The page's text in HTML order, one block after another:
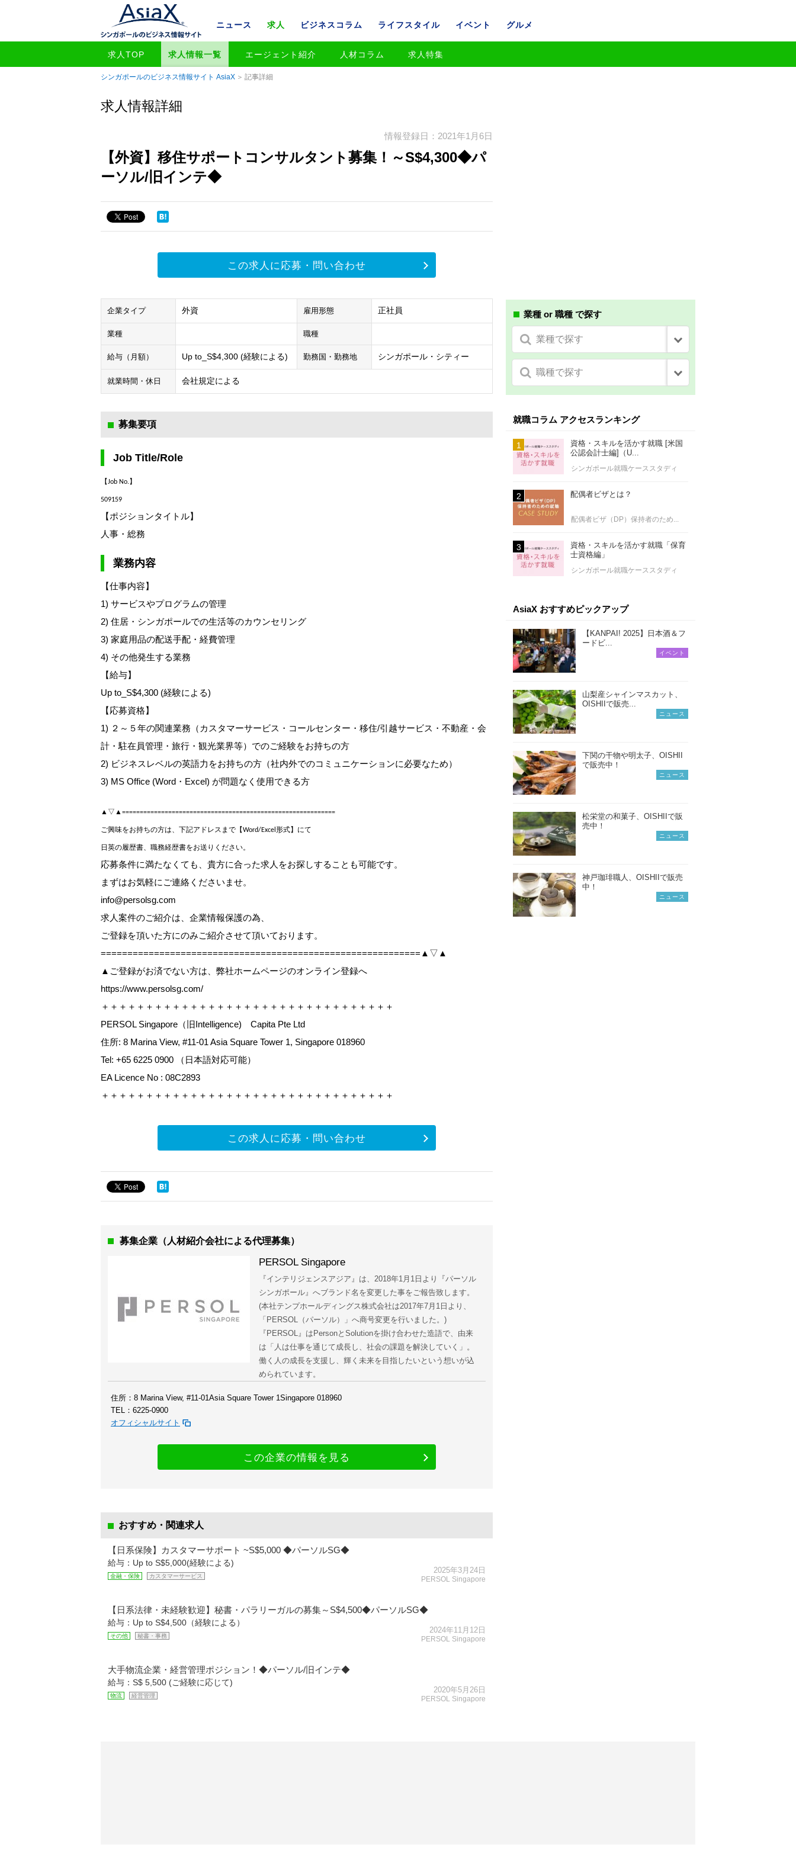
ニュース 求人 ビジネスコラム ライフスタイル イベント グルメ
求人TOP 求人情報一覧 エージェント紹介 人材コラム 求人特集
シンガポールのビジネス情報サイト AsiaX 記事詳細
求人情報詳細
情報登録日：2021年1月6日
【外資】移住サポートコンサルタント募集！～S$4,300◆パ
ーソル/旧インテ◆
この求人に応募・問い合わせ
企業タイプ 外資 雇用形態 正社員
業種 職種
給与（月額） Up to_S$4,300 (経験による) 勤務国・勤務地 シンガポール・シティー
就業時間・休日 会社規定による
募集要項
Job Title/Role
【Job No.】
509159
【ポジションタイトル】
人事・総務
業務内容
【仕事内容】
1) サービスやプログラムの管理
2) 住居・シンガポールでの生活等のカウンセリング
3) 家庭用品の配送手配・経費管理
4) その他発生する業務
【給与】
Up to_S$4,300 (経験による)
【応募資格】
1) ２～５年の関連業務（カスタマーサービス・コールセンター・移住/引越サービス・不動産・会
計・駐在員管理・旅行・観光業界等）でのご経験をお持ちの方
2) ビジネスレベルの英語力をお持ちの方（社内外でのコミュニケーションに必要なため）
3) MS Office (Word・Excel) が問題なく使用できる方
▲▽▲============================================================
ご興味をお持ちの方は、下記アドレスまで【Word/Excel形式】にて
日英の履歴書、職務経歴書をお送りください。
応募条件に満たなくても、貴方に合った求人をお探しすることも可能です。
まずはお気軽にご連絡くださいませ。
info@persolsg.com
求人案件のご紹介は、企業情報保護の為、
ご登録を頂いた方にのみご紹介させて頂いております。
============================================================▲▽▲
▲ご登録がお済でない方は、弊社ホームページのオンライン登録へ
https://www.persolsg.com/
＋＋＋＋＋＋＋＋＋＋＋＋＋＋＋＋＋＋＋＋＋＋＋＋＋＋＋＋＋＋＋＋＋
PERSOL Singapore（旧Intelligence) Capita Pte Ltd
住所: 8 Marina View, #11-01 Asia Square Tower 1, Singapore 018960
Tel: +65 6225 0900 （日本語対応可能）
EA Licence No : 08C2893
＋＋＋＋＋＋＋＋＋＋＋＋＋＋＋＋＋＋＋＋＋＋＋＋＋＋＋＋＋＋＋＋＋
この求人に応募・問い合わせ
募集企業（人材紹介会社による代理募集）
PERSOL Singapore
『インテリジェンスアジア』は、2018年1月1日より『パーソル
シンガポール』へブランド名を変更した事をご報告致します。
(本社テンプホールディングス株式会社は2017年7月1日より、
「PERSOL（パーソル）」へ商号変更を行いました。)
『PERSOL』はPersonとSolutionを掛け合わせた造語で、由来
は「人は仕事を通じて成長し、社会の課題を解決していく」。
働く人の成長を支援し、輝く未来を目指したいという想いが込
められています。
住所：8 Marina View, #11-01Asia Square Tower 1Singapore 018960
TEL：6225-0900
オフィシャルサイト
この企業の情報を見る
おすすめ・関連求人
【日系保険】カスタマーサポート ~S$5,000 ◆パーソルSG◆
給与：Up to S$5,000(経験による)
金融・保険 カスタマーサービス
2025年3月24日
PERSOL Singapore
【日系法律・未経験歓迎】秘書・パラリーガルの募集～S$4,500◆パーソルSG◆
給与：Up to S$4,500（経験による）
その他 秘書・事務
2024年11月12日
PERSOL Singapore
大手物流企業・経営管理ポジション！◆パーソル/旧インテ◆
給与：S$ 5,500 (ご経験に応じて)
物流 経営管理
2020年5月26日
PERSOL Singapore
業種 or 職種 で探す
業種で探す
職種で探す
就職コラム アクセスランキング
資格・スキルを活かす就職 [米国
公認会計士編]（U...
シンガポール就職ケーススタディ
配偶者ビザとは？
配偶者ビザ（DP）保持者のため...
資格・スキルを活かす就職「保育
士資格編」
シンガポール就職ケーススタディ
AsiaX おすすめピックアップ
【KANPAI! 2025】日本酒＆フ
ードビ...
イベント
山梨産シャインマスカット、
OISHIIで販売...
ニュース
下関の干物や明太子、OISHII
で販売中！
ニュース
松栄堂の和菓子、OISHIIで販
売中！
ニュース
神戸珈琲職人、OISHIIで販売
中！
ニュース